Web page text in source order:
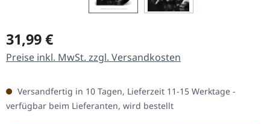
Regulärer Preis:
31,99 €
Preise inkl. MwSt. zzgl. Versandkosten
Versandfertig in 10 Tagen, Lieferzeit 11-15 Werktage -
verfügbar beim Lieferanten, wird bestellt